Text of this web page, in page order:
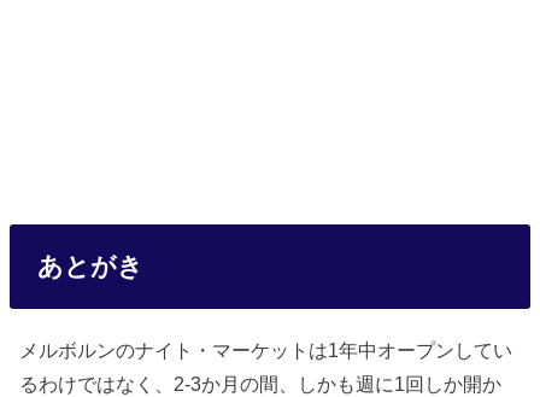
あとがき
メルボルンのナイト・マーケットは1年中オープンしてい
るわけではなく、2‐3か月の間、しかも週に1回しか開か